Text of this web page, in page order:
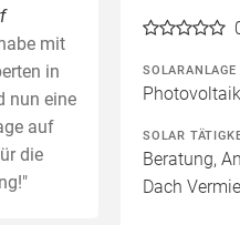
mit
in
nun eine
auf
die
SOLARANLAGE
Photovoltaik
SOLAR
Beratung,
Dach